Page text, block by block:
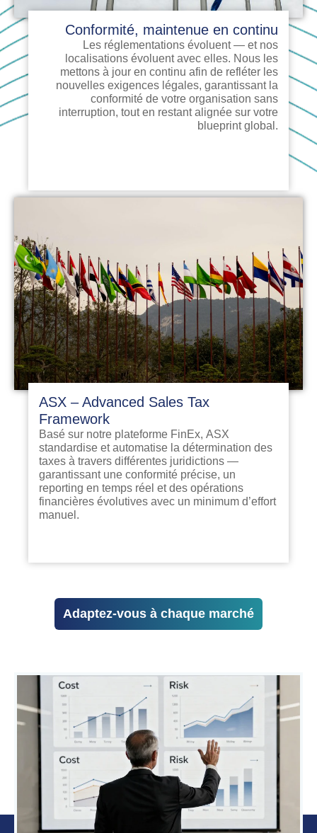
Conformité, maintenue en continu
Les réglementations évoluent — et nos
localisations évoluent avec elles. Nous les
mettons à jour en continu afin de refléter les
nouvelles exigences légales, garantissant la
conformité de votre organisation sans
interruption, tout en restant alignée sur votre
blueprint global.
ASX – Advanced Sales Tax
Framework
Basé sur notre plateforme FinEx, ASX
standardise et automatise la détermination des
taxes à travers différentes juridictions —
garantissant une conformité précise, un
reporting en temps réel et des opérations
financières évolutives avec un minimum d’effort
manuel.
Adaptez-vous à chaque marché